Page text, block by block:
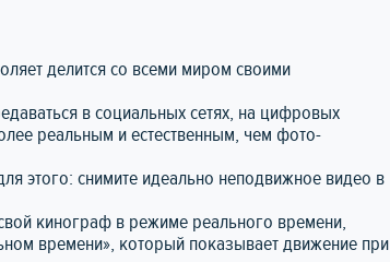
делится со всеми миром своими
в социальных сетях, на цифровых
реальным и естественным, чем фото-
этого: снимите идеально неподвижное видео в
кинограф в режиме реального времени,
времени», который показывает движение при